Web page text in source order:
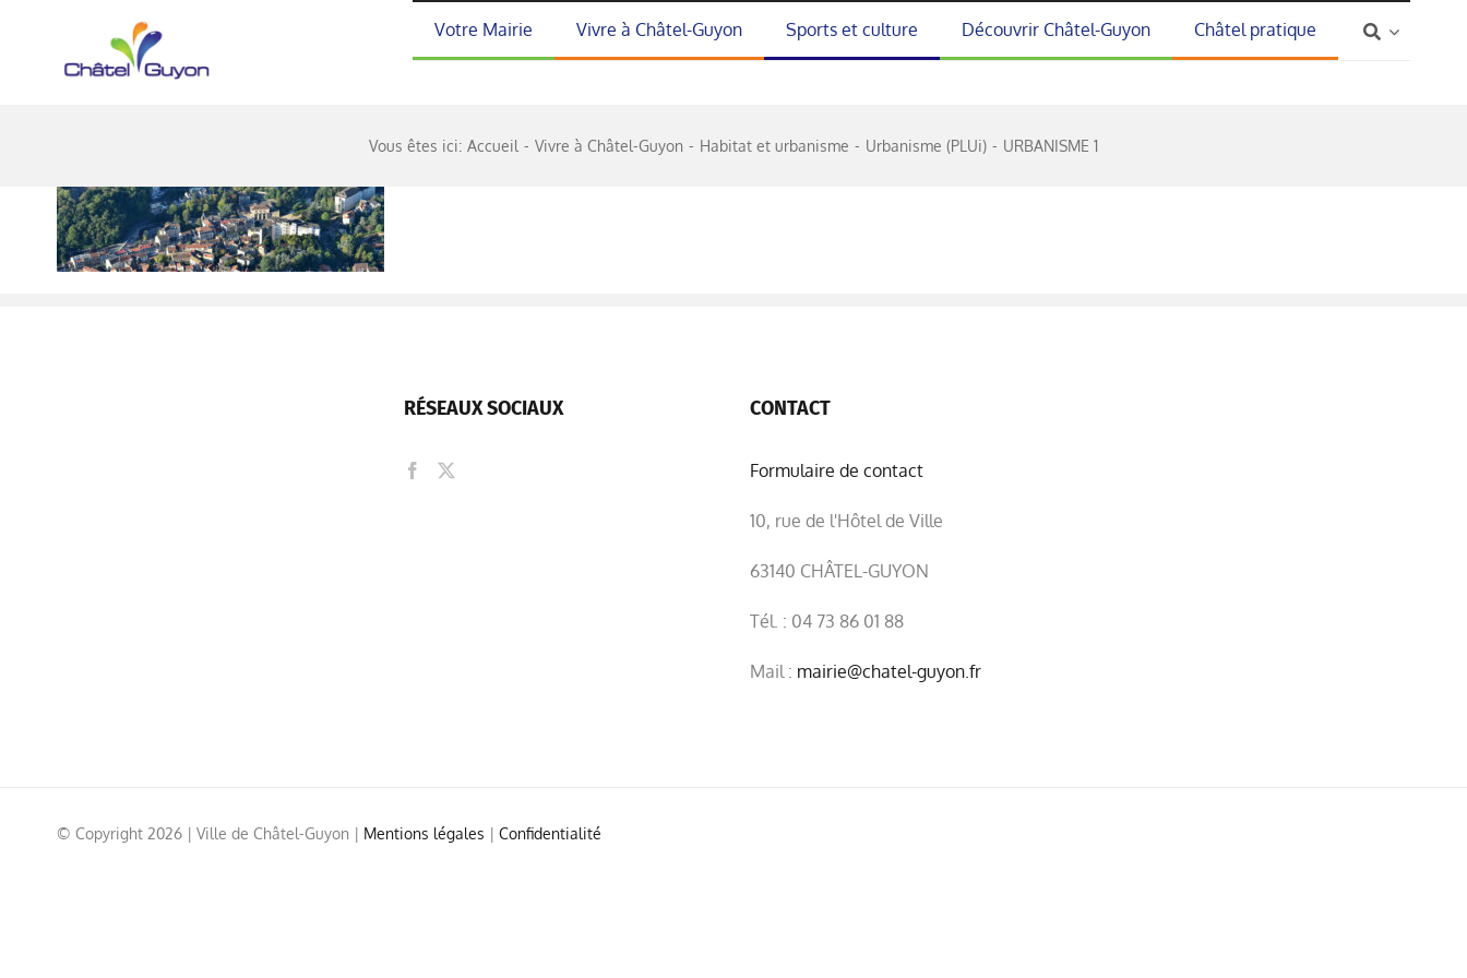
Votre Mairie Vivre à Châtel-Guyon Sports et culture Découvrir Châtel-Guyon Châtel pratique
Vous êtes ici: Accueil Vivre à Châtel-Guyon Habitat et urbanisme Urbanisme (PLUi) URBANISME 1
RÉSEAUX SOCIAUX CONTACT
Formulaire de contact
10, rue de l'Hôtel de Ville
63140 CHÂTEL-GUYON
Tél. : 04 73 86 01 88
Mail : mairie@chatel-guyon.fr
© Copyright 2026 | Ville de Châtel-Guyon | Mentions légales | Confidentialité